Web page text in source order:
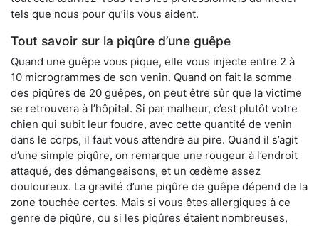
tels que nous pour qu’ils vous aident.
Tout savoir sur la piqûre d’une guêpe
Quand une guêpe vous pique, elle vous injecte entre 2 à
10 microgrammes de son venin. Quand on fait la somme
des piqûres de 20 guêpes, on peut être sûr que la victime
se retrouvera à l’hôpital. Si par malheur, c’est plutôt votre
chien qui subit leur foudre, avec cette quantité de venin
dans le corps, il faut vous attendre au pire. Quand il s’agit
d’une simple piqûre, on remarque une rougeur à l’endroit
attaqué, des démangeaisons, et un œdème assez
douloureux. La gravité d’une piqûre de guêpe dépend de la
zone touchée certes. Mais si vous êtes allergiques à ce
genre de piqûre, ou si les piqûres étaient nombreuses,